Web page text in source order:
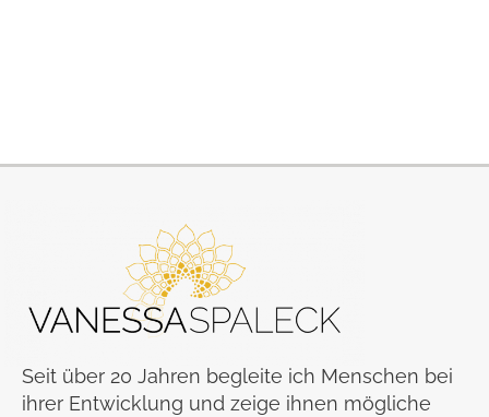
Seit über 20 Jahren begleite ich Menschen bei
ihrer Entwicklung und zeige ihnen mögliche